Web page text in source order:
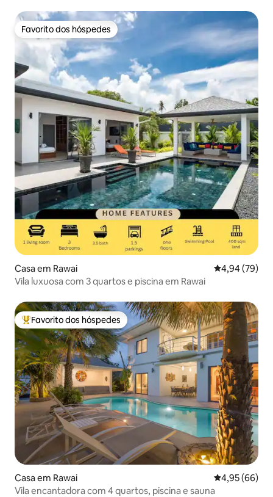
Favorito dos hóspedes
Favorito dos hóspedes
Casa em Rawai Classificação
4,94 (79)
Vila luxuosa com 3 quartos e piscina em Rawai
Favoritos dos hóspedes mais apreciados
Favorito dos hóspedes
Casa em Rawai Classificação
4,95 (66)
Vila encantadora com 4 quartos, piscina e sauna